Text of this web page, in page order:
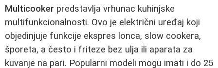
Multicooker predstavlja vrhunac kuhinjske
multifunkcionalnosti. Ovo je električni uređaj koji
objedinjuje funkcije ekspres lonca, slow cookera,
šporeta, a često i friteze bez ulja ili aparata za
kuvanje na pari. Popularni modeli mogu imati i do 25